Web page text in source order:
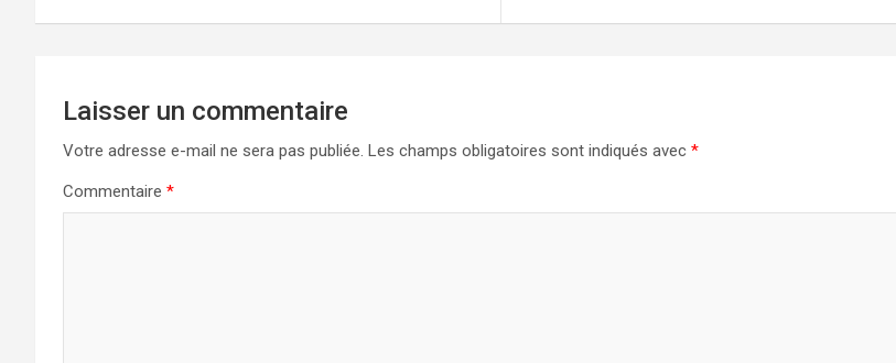
l’article
Laisser un commentaire
Votre adresse e-mail ne sera pas publiée. Les champs obligatoires sont indiqués avec *
Commentaire *